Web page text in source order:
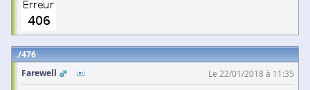
476
Farewell
Le 22/01/2018 à 11:35